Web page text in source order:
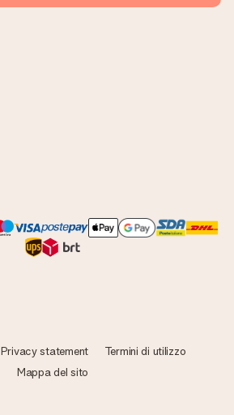
Privacy statement
Termini di utilizzo
Mappa del sito